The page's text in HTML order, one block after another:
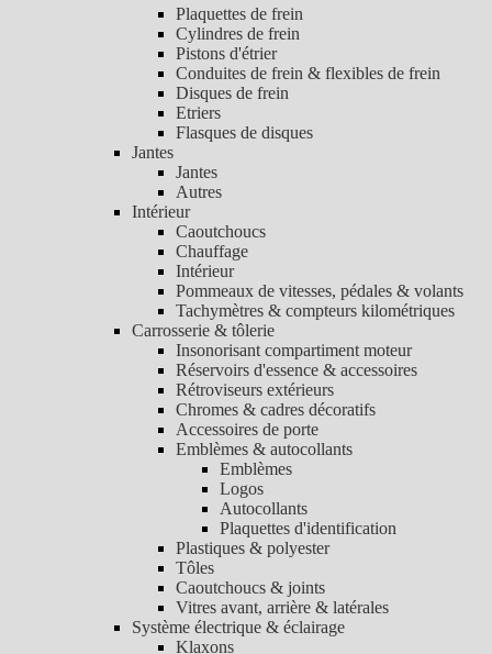
Plaquettes de frein
Cylindres de frein
Pistons d'étrier
Conduites de frein & flexibles de frein
Disques de frein
Etriers
Flasques de disques
Jantes
Jantes
Autres
Intérieur
Caoutchoucs
Chauffage
Intérieur
Pommeaux de vitesses, pédales & volants
Tachymètres & compteurs kilométriques
Carrosserie & tôlerie
Insonorisant compartiment moteur
Réservoirs d'essence & accessoires
Rétroviseurs extérieurs
Chromes & cadres décoratifs
Accessoires de porte
Emblèmes & autocollants
Emblèmes
Logos
Autocollants
Plaquettes d'identification
Plastiques & polyester
Tôles
Caoutchoucs & joints
Vitres avant, arrière & latérales
Système électrique & éclairage
Klaxons